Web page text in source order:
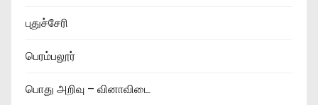
புதுச்சேரி
பெரம்பலூர்
பொது அறிவு – வினாவிடை